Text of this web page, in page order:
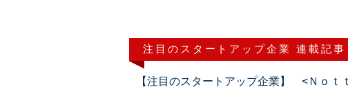
注目のスタートアップ企業 連載記事
【注目のスタートアップ企業】 <Ｎｏ